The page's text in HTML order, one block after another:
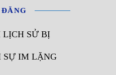
LỊCH SỬ BỊ
SỰ IM LẶNG